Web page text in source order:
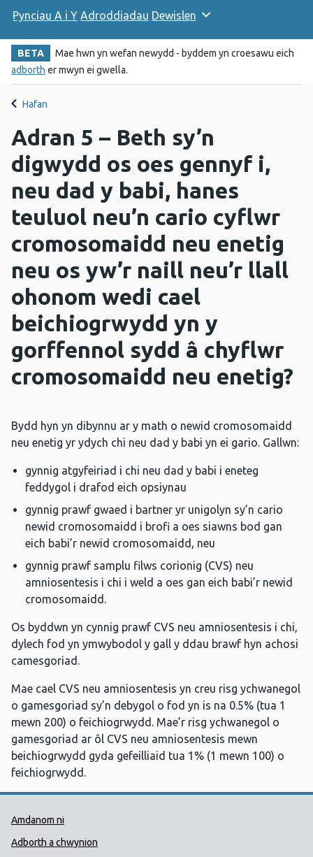
Pynciau A i Y Adroddiadau Dewislen
BETA
Mae hwn yn wefan newydd - byddem yn croesawu eich
adborth er mwyn ei gwella.
Hafan
Adran 5 – Beth sy’n
digwydd os oes gennyf i,
neu dad y babi, hanes
teuluol neu’n cario cyflwr
cromosomaidd neu enetig
neu os yw’r naill neu’r llall
ohonom wedi cael
beichiogrwydd yn y
gorffennol sydd â chyflwr
cromosomaidd neu enetig?
Bydd hyn yn dibynnu ar y math o newid cromosomaidd
neu enetig yr ydych chi neu dad y babi yn ei gario. Gallwn:
gynnig atgyfeiriad i chi neu dad y babi i eneteg
feddygol i drafod eich opsiynau
gynnig prawf gwaed i bartner yr unigolyn sy’n cario
newid cromosomaidd i brofi a oes siawns bod gan
eich babi’r newid cromosomaidd, neu
gynnig prawf samplu filws corionig (CVS) neu
amniosentesis i chi i weld a oes gan eich babi’r newid
cromosomaidd.
Os byddwn yn cynnig prawf CVS neu amniosentesis i chi,
dylech fod yn ymwybodol y gall y ddau brawf hyn achosi
camesgoriad.
Mae cael CVS neu amniosentesis yn creu risg ychwanegol
o gamesgoriad sy’n debygol o fod yn is na 0.5% (tua 1
mewn 200) o feichiogrwydd. Mae’r risg ychwanegol o
gamesgoriad ar ôl CVS neu amniosentesis mewn
beichiogrwydd gyda gefeilliaid tua 1% (1 mewn 100) o
feichiogrwydd.
Dolenni Cymorth Iechyd
Amdanom ni
Adborth a chwynion